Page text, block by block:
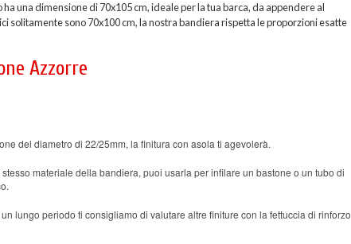
una dimensione di 70x105 cm, ideale per la tua barca, da appendere al
solitamente sono 70x100 cm, la nostra bandiera rispetta le proporzioni esatte
Azzorre
del diametro di 22/25mm, la finitura con asola ti agevolerà.
materiale della bandiera, puoi usarla per infilare un bastone o un tubo di
lungo periodo ti consigliamo di valutare altre finiture con la fettuccia di rinforzo